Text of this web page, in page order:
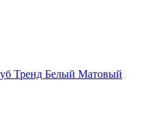
Тренд Белый Матовый